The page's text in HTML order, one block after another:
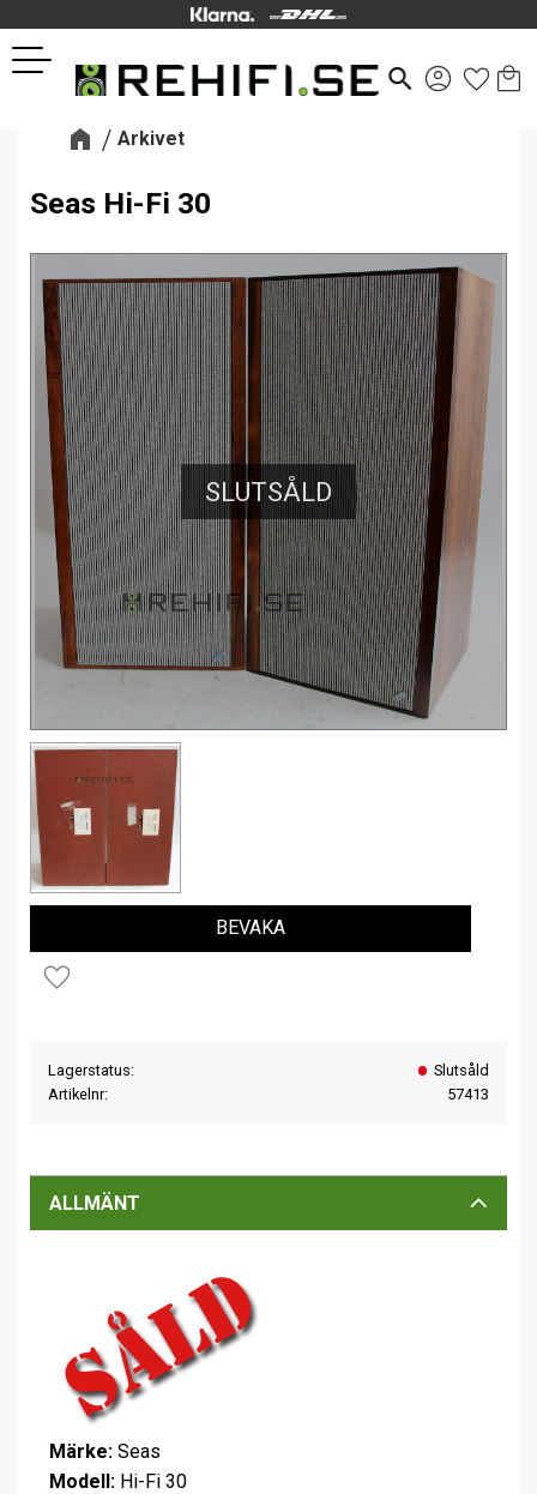
Meny
search
Arkivet
Seas Hi-Fi 30
SLUTSÅLD
Lägg till i favoriter
BEVAKA
Lagerstatus
Slutsåld
Artikelnr
57413
ALLMÄNT
Märke: Seas
Modell: Hi-Fi 30